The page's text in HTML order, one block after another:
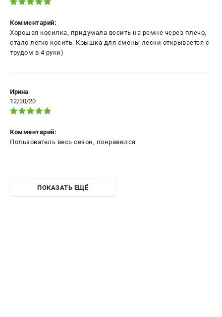
Комментарий:
Хорошая косилка, придумала весить на ремне через плечо,
стало легко косить. Крышка для смены лески открывается с
трудом в 4 руки)
Ирина
12/20/20
Комментарий:
Пользователь весь сезон, понравился
ПОКАЗАТЬ ЕЩЁ